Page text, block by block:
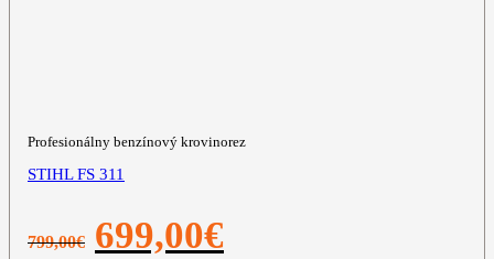
Profesionálny benzínový krovinorez
STIHL FS 311
799,00€
Pôvodná
cena
699,00€